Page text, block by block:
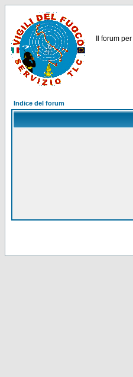
Il forum per
Indice del forum